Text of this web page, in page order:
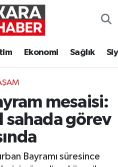
Ekonomi Sağlık
mesaisi:
sahada görev
Bayramı süresince
ve Fikstür